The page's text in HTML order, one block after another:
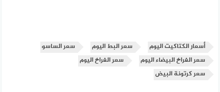
أسعار الكتاكيت اليوم سعر البط اليوم
سعر الساسو
سعر الفراخ البيضاء اليوم
سعر الفراخ اليوم
سعر كرتونة البيض